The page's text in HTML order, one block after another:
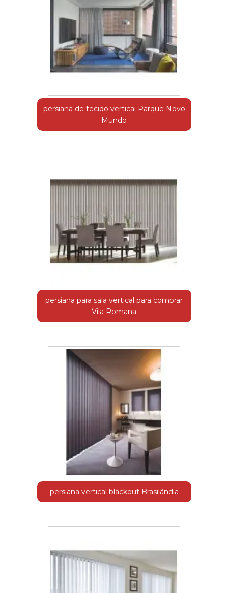
persiana de tecido vertical Parque Novo
Mundo
persiana para sala vertical para comprar
Vila Romana
persiana vertical blackout Brasilândia